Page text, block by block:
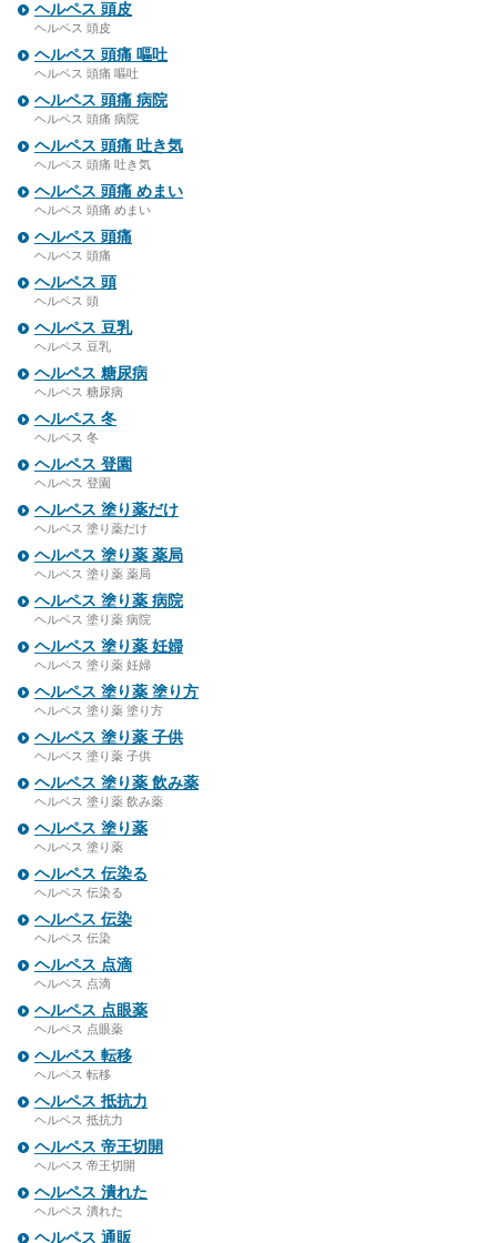
ヘルペス 頭皮
ヘルペス 頭皮
ヘルペス 頭痛 嘔吐
ヘルペス 頭痛 嘔吐
ヘルペス 頭痛 病院
ヘルペス 頭痛 病院
ヘルペス 頭痛 吐き気
ヘルペス 頭痛 吐き気
ヘルペス 頭痛 めまい
ヘルペス 頭痛 めまい
ヘルペス 頭痛
ヘルペス 頭痛
ヘルペス 頭
ヘルペス 頭
ヘルペス 豆乳
ヘルペス 豆乳
ヘルペス 糖尿病
ヘルペス 糖尿病
ヘルペス 冬
ヘルペス 冬
ヘルペス 登園
ヘルペス 登園
ヘルペス 塗り薬だけ
ヘルペス 塗り薬だけ
ヘルペス 塗り薬 薬局
ヘルペス 塗り薬 薬局
ヘルペス 塗り薬 病院
ヘルペス 塗り薬 病院
ヘルペス 塗り薬 妊婦
ヘルペス 塗り薬 妊婦
ヘルペス 塗り薬 塗り方
ヘルペス 塗り薬 塗り方
ヘルペス 塗り薬 子供
ヘルペス 塗り薬 子供
ヘルペス 塗り薬 飲み薬
ヘルペス 塗り薬 飲み薬
ヘルペス 塗り薬
ヘルペス 塗り薬
ヘルペス 伝染る
ヘルペス 伝染る
ヘルペス 伝染
ヘルペス 伝染
ヘルペス 点滴
ヘルペス 点滴
ヘルペス 点眼薬
ヘルペス 点眼薬
ヘルペス 転移
ヘルペス 転移
ヘルペス 抵抗力
ヘルペス 抵抗力
ヘルペス 帝王切開
ヘルペス 帝王切開
ヘルペス 潰れた
ヘルペス 潰れた
ヘルペス 通販